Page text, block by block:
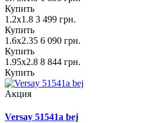
Купить
1.2х1.8 3 499 грн.
Купить
1.6х2.35 6 090 грн.
Купить
1.95х2.8 8 844 грн.
Купить
Акция
Versay 51541a bej